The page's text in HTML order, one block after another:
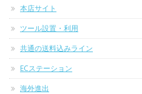
本店サイト
ツール設置・利用
共通の送料込みライン
ECステーション
海外進出